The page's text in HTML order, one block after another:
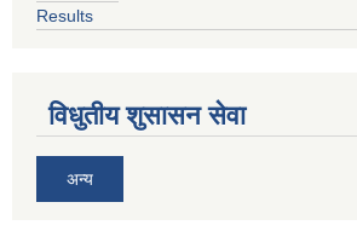
Results
विधुतीय शुसासन सेवा
अन्य